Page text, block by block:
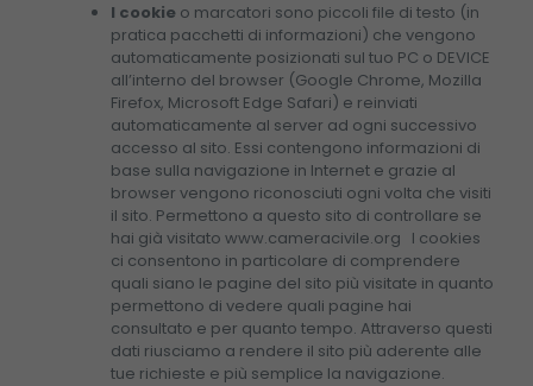
I cookie o marcatori sono piccoli file di testo (in
pratica pacchetti di informazioni) che vengono
automaticamente posizionati sul tuo PC o DEVICE
all’interno del browser (Google Chrome, Mozilla
Firefox, Microsoft Edge Safari) e reinviati
automaticamente al server ad ogni successivo
accesso al sito. Essi contengono informazioni di
base sulla navigazione in Internet e grazie al
browser vengono riconosciuti ogni volta che visiti
il sito. Permettono a questo sito di controllare se
hai già visitato www.cameracivile.org I cookies
ci consentono in particolare di comprendere
quali siano le pagine del sito più visitate in quanto
permettono di vedere quali pagine hai
consultato e per quanto tempo. Attraverso questi
dati riusciamo a rendere il sito più aderente alle
tue richieste e più semplice la navigazione.